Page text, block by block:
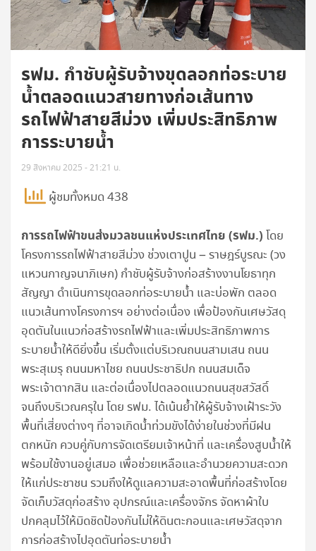
รฟม. กำชับผู้รับจ้างขุดลอกท่อระบาย
น้ำตลอดแนวสายทางก่อเส้นทาง
รถไฟฟ้าสายสีม่วง เพิ่มประสิทธิภาพ
การระบายน้ำ
29 สิงหาคม 2025 - 21:21 น.
ผู้ชมทั้งหมด 438
การรถไฟฟ้าขนส่งมวลชนแห่งประเทศไทย (รฟม.) โดย
โครงการรถไฟฟ้าสายสีม่วง ช่วงเตาปูน – ราษฎร์บูรณะ (วง
แหวนกาญจนาภิเษก) กำชับผู้รับจ้างก่อสร้างงานโยธาทุก
สัญญา ดำเนินการขุดลอกท่อระบายน้ำ และบ่อพัก ตลอด
แนวเส้นทางโครงการฯ อย่างต่อเนื่อง เพื่อป้องกันเศษวัสดุ
อุดตันในแนวก่อสร้างรถไฟฟ้าและเพิ่มประสิทธิภาพการ
ระบายน้ำให้ดียิ่งขึ้น เริ่มตั้งแต่บริเวณถนนสามเสน ถนน
พระสุเมรุ ถนนมหาไชย ถนนประชาธิปก ถนนสมเด็จ
พระเจ้าตากสิน และต่อเนื่องไปตลอดแนวถนนสุขสวัสดิ์
จนถึงบริเวณครุใน โดย รฟม. ได้เน้นย้ำให้ผู้รับจ้างเฝ้าระวัง
พื้นที่เสี่ยงต่างๆ ที่อาจเกิดน้ำท่วมขังได้ง่ายในช่วงที่มีฝน
ตกหนัก ควบคู่กับการจัดเตรียมเจ้าหน้าที่ และเครื่องสูบน้ำให้
พร้อมใช้งานอยู่เสมอ เพื่อช่วยเหลือและอำนวยความสะดวก
ให้แก่ประชาชน รวมถึงให้ดูแลความสะอาดพื้นที่ก่อสร้างโดย
จัดเก็บวัสดุก่อสร้าง อุปกรณ์และเครื่องจักร จัดหาผ้าใบ
ปกคลุมไว้ให้มิดชิดป้องกันไม่ให้ดินตะกอนและเศษวัสดุจาก
การก่อสร้างไปอุดตันท่อระบายน้ำ